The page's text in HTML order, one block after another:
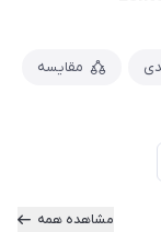
مقایسه
مشاهده همه